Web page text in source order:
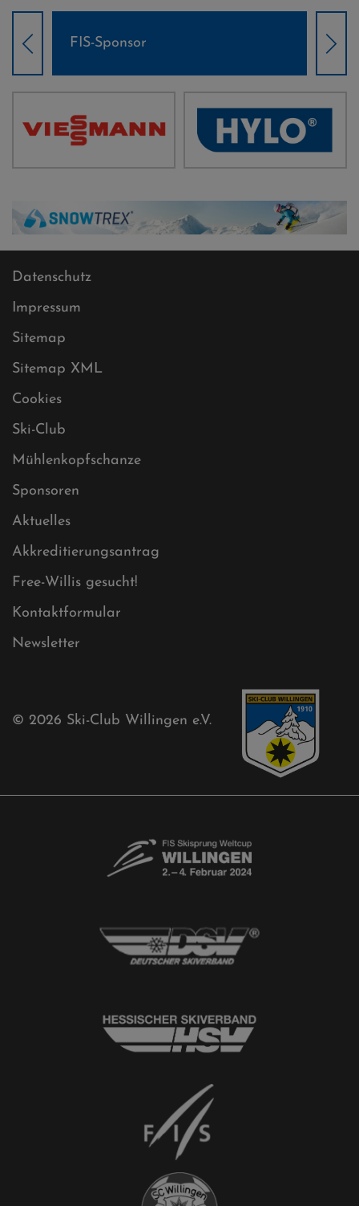
Weltcup-Sponsoren Damen
Datenschutz
Impressum
Sitemap
Sitemap XML
Cookies
Ski-Club
Mühlenkopfschanze
Sponsoren
Newsletter
Ski-Club Willingen e.V.